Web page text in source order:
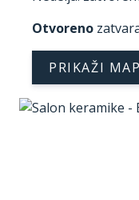
Otvoreno
PRIKAŽI